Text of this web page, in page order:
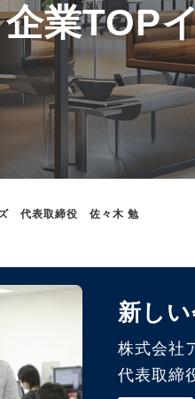
企業TOP
ズ 代表取締役 佐々木 勉
新しい
株式会社
代表取締